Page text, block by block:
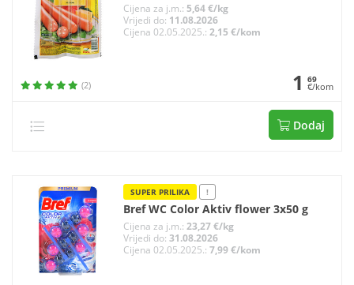
Cijena za j.m.: 5,64 €/kg
Vrijedi do: 11.08.2026
Cijena 02.05.2025.: 2,15 €/kom
(2) 1 69
€/kom
Dodaj
SUPER PRILIKA !
Bref WC Color Aktiv flower 3x50 g
Cijena za j.m.: 23,27 €/kg
Vrijedi do: 31.08.2026
Cijena 02.05.2025.: 7,99 €/kom